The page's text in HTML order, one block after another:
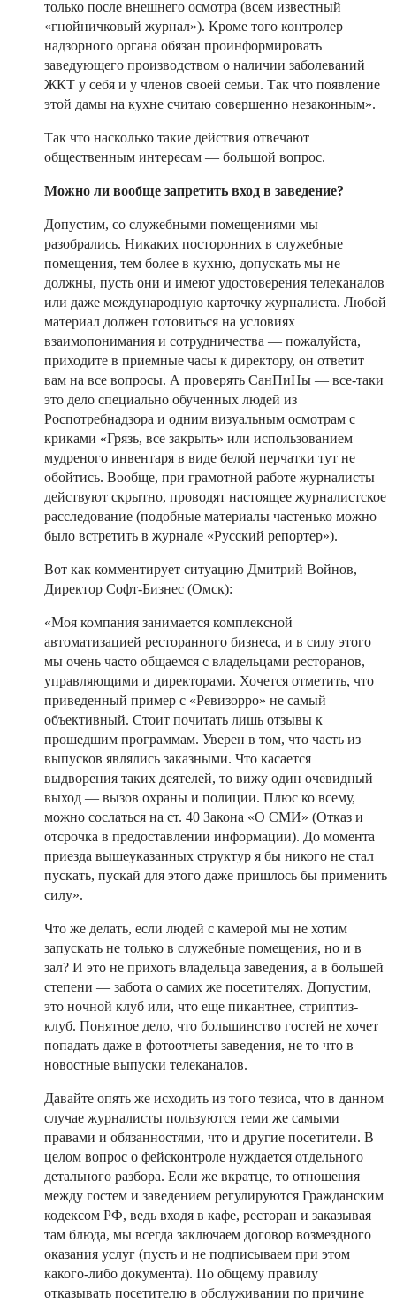
только после внешнего осмотра (всем известный
«гнойничковый журнал»). Кроме того контролер
надзорного органа обязан проинформировать
заведующего производством о наличии заболеваний
ЖКТ у себя и у членов своей семьи. Так что появление
этой дамы на кухне считаю совершенно незаконным».
Так что насколько такие действия отвечают
общественным интересам — большой вопрос.
Можно ли вообще запретить вход в заведение?
Допустим, со служебными помещениями мы
разобрались. Никаких посторонних в служебные
помещения, тем более в кухню, допускать мы не
должны, пусть они и имеют удостоверения телеканалов
или даже международную карточку журналиста. Любой
материал должен готовиться на условиях
взаимопонимания и сотрудничества — пожалуйста,
приходите в приемные часы к директору, он ответит
вам на все вопросы. А проверять СанПиНы — все-таки
это дело специально обученных людей из
Роспотребнадзора и одним визуальным осмотрам с
криками «Грязь, все закрыть» или использованием
мудреного инвентаря в виде белой перчатки тут не
обойтись. Вообще, при грамотной работе журналисты
действуют скрытно, проводят настоящее журналистское
расследование (подобные материалы частенько можно
было встретить в журнале «Русский репортер»).
Вот как комментирует ситуацию Дмитрий Войнов,
Директор Софт-Бизнес (Омск):
«Моя компания занимается комплексной
автоматизацией ресторанного бизнеса, и в силу этого
мы очень часто общаемся с владельцами ресторанов,
управляющими и директорами. Хочется отметить, что
приведенный пример с «Ревизорро» не самый
объективный. Стоит почитать лишь отзывы к
прошедшим программам. Уверен в том, что часть из
выпусков являлись заказными. Что касается
выдворения таких деятелей, то вижу один очевидный
выход — вызов охраны и полиции. Плюс ко всему,
можно сослаться на ст. 40 Закона «О СМИ» (Отказ и
отсрочка в предоставлении информации). До момента
приезда вышеуказанных структур я бы никого не стал
пускать, пускай для этого даже пришлось бы применить
силу».
Что же делать, если людей с камерой мы не хотим
запускать не только в служебные помещения, но и в
зал? И это не прихоть владельца заведения, а в большей
степени — забота о самих же посетителях. Допустим,
это ночной клуб или, что еще пикантнее, стриптиз-
клуб. Понятное дело, что большинство гостей не хочет
попадать даже в фотоотчеты заведения, не то что в
новостные выпуски телеканалов.
Давайте опять же исходить из того тезиса, что в данном
случае журналисты пользуются теми же самыми
правами и обязанностями, что и другие посетители. В
целом вопрос о фейсконтроле нуждается отдельного
детального разбора. Если же вкратце, то отношения
между гостем и заведением регулируются Гражданским
кодексом РФ, ведь входя в кафе, ресторан и заказывая
там блюда, мы всегда заключаем договор возмездного
оказания услуг (пусть и не подписываем при этом
какого-либо документа). По общему правилу
отказывать посетителю в обслуживании по причине